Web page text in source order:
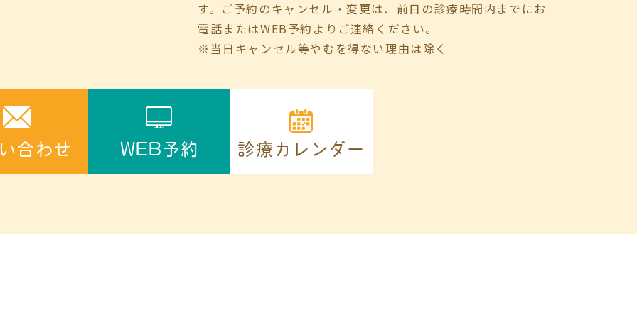
す。ご予約のキャンセル・変更は、前日の診療時間内までにお
電話またはWEB予約よりご連絡ください。
※当日キャンセル等やむを得ない理由は除く
合わせ WEB予約 診療カレンダー